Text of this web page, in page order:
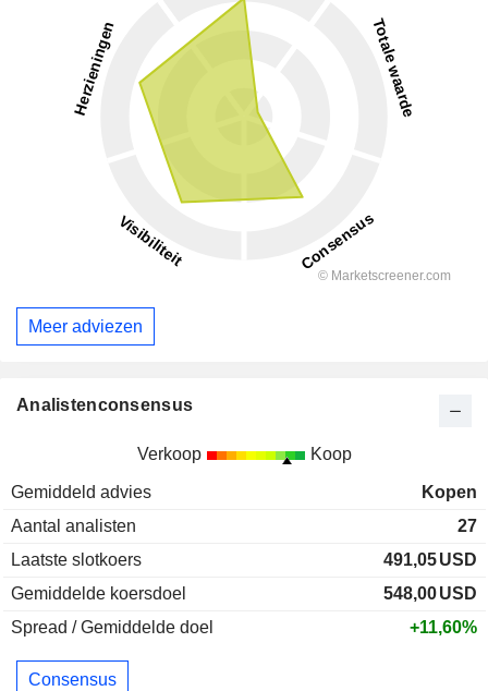
Meer adviezen
Analistenconsensus
Verkoop Koop
Gemiddeld advies
Kopen
Aantal analisten
27
Laatste slotkoers
491,05USD
Gemiddelde koersdoel
548,00USD
Spread / Gemiddelde doel
+11,60%
Consensus